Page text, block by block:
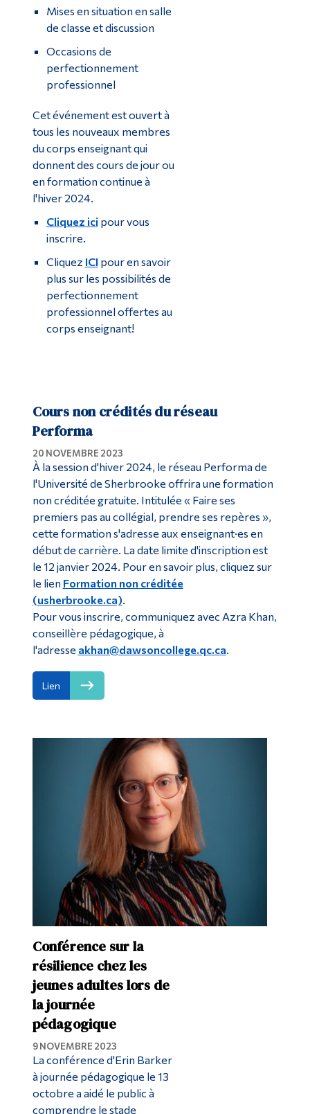
Mises en situation en salle
de classe et discussion
Occasions de
perfectionnement
professionnel
Cet événement est ouvert à
tous les nouveaux membres
du corps enseignant qui
donnent des cours de jour ou
en formation continue à
l'hiver 2024.
Cliquez ici pour vous
inscrire.
Cliquez ICI pour en savoir
plus sur les possibilités de
perfectionnement
professionnel offertes au
corps enseignant!
Cours non crédités du réseau
Performa
20 NOVEMBRE 2023
À la session d'hiver 2024, le réseau Performa de
l'Université de Sherbrooke offrira une formation
non créditée gratuite. Intitulée « Faire ses
premiers pas au collégial, prendre ses repères »,
cette formation s'adresse aux enseignant·es en
début de carrière. La date limite d'inscription est
le 12 janvier 2024. Pour en savoir plus, cliquez sur
le lien Formation non créditée
(usherbrooke.ca).
Pour vous inscrire, communiquez avec Azra Khan,
conseillère pédagogique, à
l'adresse akhan@dawsoncollege.qc.ca.
Lien
Conférence sur la
résilience chez les
jeunes adultes lors de
la journée
pédagogique
9 NOVEMBRE 2023
La conférence d'Erin Barker
à journée pédagogique le 13
octobre a aidé le public à
comprendre le stade